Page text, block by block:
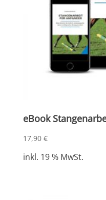
eBook
17,90 €
inkl. 19 % MwSt.